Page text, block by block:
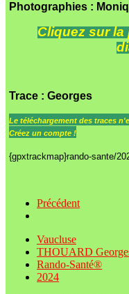
Photographies :
Cliquez sur la
Trace : Georges
Le téléchargement des traces
Créez un compte !
{gpxtrackmap}rando-sante/
Précédent
Vaucluse
THOUARD
Rando-Santé®
2024